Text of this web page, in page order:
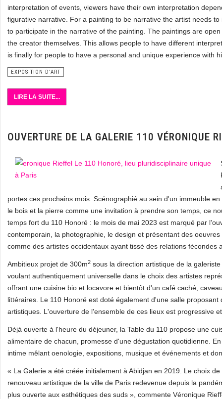
interpretation of events, viewers have their own interpretation
figurative narrative. For a painting to be narrative the artist needs
to participate in the narrative of the painting. The paintings are
the creator themselves. This allows people to have different
is finally for people to have a personal and unique experience with
EXPOSITION D'ART
LIRE LA SUITE...
OUVERTURE DE LA GALERIE 110 VÉRONIQUE
portes ces prochains mois. Scénographié au sein d'un immeuble
le bois et la pierre comme une invitation à prendre son temps, ce
temps fort du 110 Honoré : le mois de mai 2023 est marqué par
contemporain, la photographie, le design et présentant des
comme des artistes occidentaux ayant tissé des relations fécondes
Ambitieux projet de 300m2 sous la direction artistique de la
voulant authentiquement universelle dans le choix des artistes
offrant une cuisine bio et locavore et bientôt d'un café caché,
littéraires. Le 110 Honoré est doté également d'une salle
artistiques. L'ouverture de l'ensemble de ces lieux est progressive
Déjà ouverte à l'heure du déjeuner, la Table du 110 propose une
alimentaire de chacun, promesse d'une dégustation quotidienne.
intime mêlant oenologie, expositions, musique et événements et
« La Galerie a été créée initialement à Abidjan en 2019. Le choix
renouveau artistique de la ville de Paris redevenue depuis la
plus ouverte aux esthétiques des suds », commente Véronique